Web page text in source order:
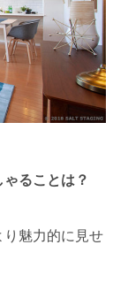
ることは？
魅力的に見せ